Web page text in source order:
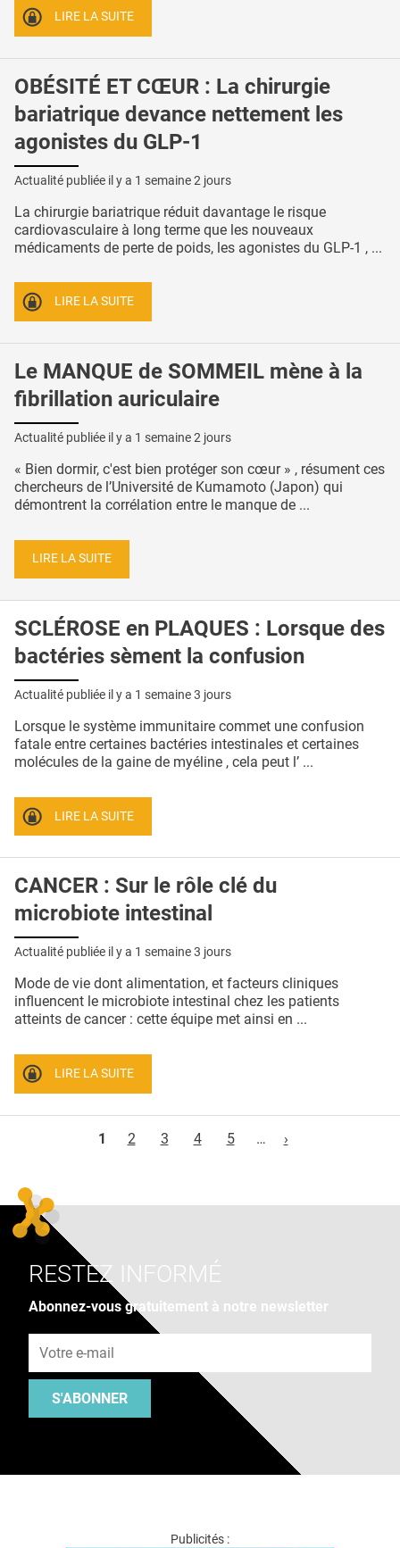
LIRE LA SUITE
OBÉSITÉ ET CŒUR : La chirurgie
bariatrique devance nettement les
agonistes du GLP-1
Actualité publiée il y a 1 semaine 2 jours
La chirurgie bariatrique réduit davantage le risque
cardiovasculaire à long terme que les nouveaux
médicaments de perte de poids, les agonistes du GLP-1 , ...
LIRE LA SUITE
Le MANQUE de SOMMEIL mène à la
fibrillation auriculaire
Actualité publiée il y a 1 semaine 2 jours
« Bien dormir, c'est bien protéger son cœur » , résument ces
chercheurs de l’Université de Kumamoto (Japon) qui
démontrent la corrélation entre le manque de ...
LIRE LA SUITE
SCLÉROSE en PLAQUES : Lorsque des
bactéries sèment la confusion
Actualité publiée il y a 1 semaine 3 jours
Lorsque le système immunitaire commet une confusion
fatale entre certaines bactéries intestinales et certaines
molécules de la gaine de myéline , cela peut l’ ...
LIRE LA SUITE
CANCER : Sur le rôle clé du
microbiote intestinal
Actualité publiée il y a 1 semaine 3 jours
Mode de vie dont alimentation, et facteurs cliniques
influencent le microbiote intestinal chez les patients
atteints de cancer : cette équipe met ainsi en ...
LIRE LA SUITE
1
2 3 4 5 … ›
RESTEZ INFORMÉ
Abonnez-vous gratuitement à notre newsletter
S'ABONNER
Publicités :